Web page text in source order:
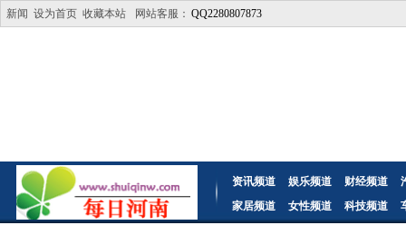
新闻 设为首页 收藏本站 网站客服： QQ2280807873
资讯频道 娱乐频道 财经频道
家居频道
女性频道 科技频道